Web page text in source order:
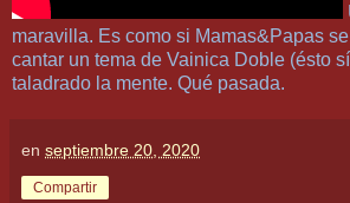
maravilla. Es como si Mamas&Papas
cantar un tema de Vainica Doble (ésto
taladrado la mente. Qué pasada.
en septiembre 20, 2020
Compartir